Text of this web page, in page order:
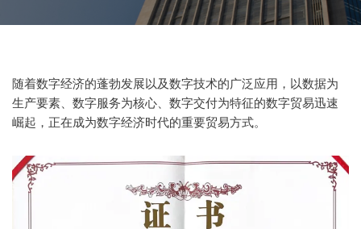
随着数字经济的蓬勃发展以及数字技术的广泛应用，以数据为
生产要素、数字服务为核心、数字交付为特征的数字贸易迅速
崛起，正在成为数字经济时代的重要贸易方式。